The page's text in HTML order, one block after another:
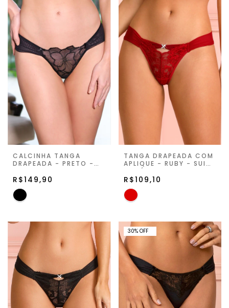
CALCINHA TANGA
DRAPEADA - PRETO -
R$149,90
TANGA DRAPEADA COM
APLIQUE - RUBY - SUITE
R$109,10
30% OFF
30% OFF